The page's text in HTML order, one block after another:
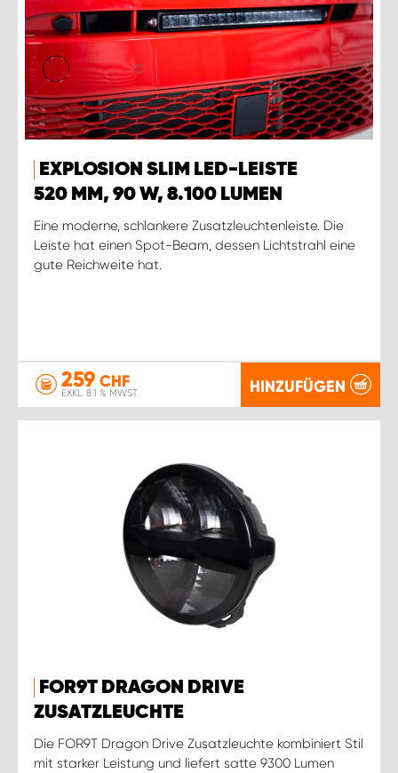
EXPLOSION SLIM LED-LEISTE
520 MM, 90 W, 8.100 LUMEN
Eine moderne, schlankere Zusatzleuchtenleiste. Die
Leiste hat einen Spot-Beam, dessen Lichtstrahl eine
gute Reichweite hat.
259 CHF
EXKL. 8.1 % MWST. HINZUFÜGEN
FOR9T DRAGON DRIVE
ZUSATZLEUCHTE
Die FOR9T Dragon Drive Zusatzleuchte kombiniert Stil
mit starker Leistung und liefert satte 9300 Lumen